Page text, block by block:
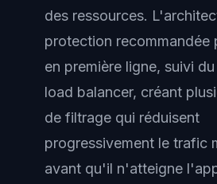
des ressources.
protection recommandée
en première ligne, suivi
load balancer, créant
de filtrage qui réduisent
progressivement le trafic
avant qu'il n'atteigne